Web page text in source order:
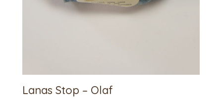
Lanas Stop – Olaf